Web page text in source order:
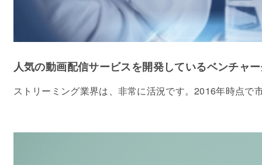
人気の動画配信サービスを開発しているベンチャ
ストリーミング業界は、非常に活況です。2016年時点